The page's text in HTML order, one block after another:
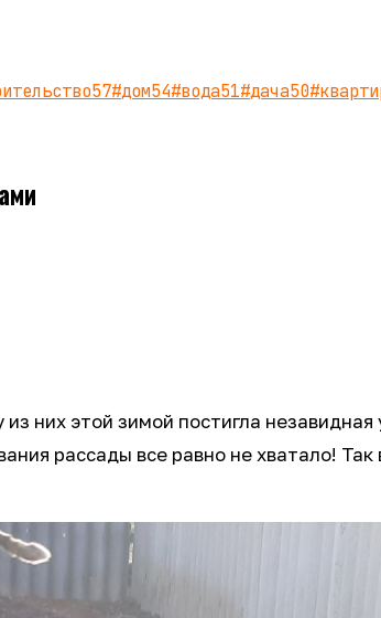
57#дом54#вода51#дача50#
них этой зимой постигла
рассады все равно не хватало!